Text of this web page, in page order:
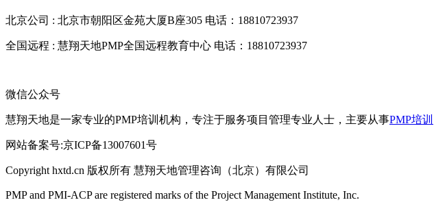
北京公司 : 北京市朝阳区金苑大厦B座305 电话：18810723937
全国远程 : 慧翔天地PMP全国远程教育中心 电话：18810723937
微信公众号
慧翔天地是一家专业的PMP培训机构，专注于服务项目管理专业人士，主要从事PMP培训
网站备案号:京ICP备13007601号
Copyright hxtd.cn 版权所有 慧翔天地管理咨询（北京）有限公司
PMP and PMI-ACP are registered marks of the Project Management Institute, Inc.